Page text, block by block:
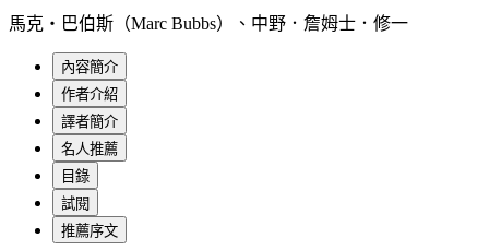
馬克‧巴伯斯（Marc Bubbs）、中野．詹姆士．修一
內容簡介
作者介紹
譯者簡介
名人推薦
目錄
試閱
推薦序文